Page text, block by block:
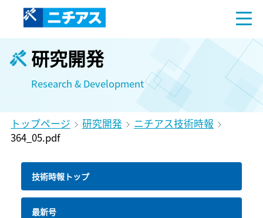
研究開発
Research & Development
トップページ 研究開発
ニチアス技術時報
364_05.pdf
技術時報トップ
最新号